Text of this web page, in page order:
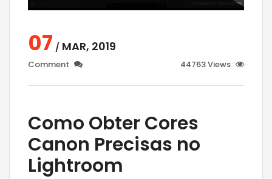
07 / MAR, 2019
Comment 44763 Views
Como Obter Cores
Canon Precisas no
Lightroom